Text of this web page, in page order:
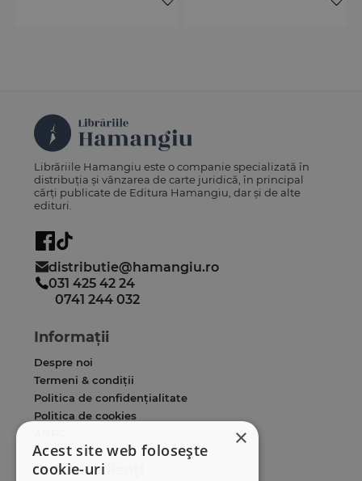
×
Acest site web folosește
cookie-uri
Librăriile Hamangiu este o companie specializată în
distribuția și vânzarea de carte juridică, în principal
cărți publicate de Editura Hamangiu, dar și de alte
edituri.
distributie@hamangiu.ro
031 425 42 24
0741 244 032
Informații
Despre noi
Termeni & condiții
Politica de confidențialitate
Politica de cookies
Serviciu clienți